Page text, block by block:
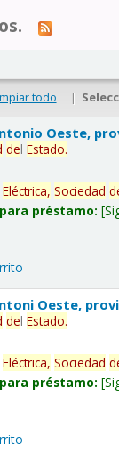
todo |
Oeste,
delEstado.
Eléctrica, Sociedad
préstamo:
Oeste,
delEstado.
Eléctrica, Sociedad
préstamo: